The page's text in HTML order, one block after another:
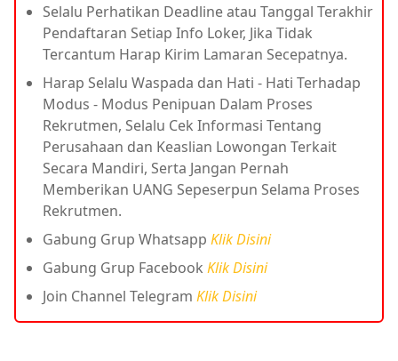
Selalu Perhatikan Deadline atau Tanggal Terakhir
Pendaftaran Setiap Info Loker, Jika Tidak
Tercantum Harap Kirim Lamaran Secepatnya.
Harap Selalu Waspada dan Hati - Hati Terhadap
Modus - Modus Penipuan Dalam Proses
Rekrutmen, Selalu Cek Informasi Tentang
Perusahaan dan Keaslian Lowongan Terkait
Secara Mandiri, Serta Jangan Pernah
Memberikan UANG Sepeserpun Selama Proses
Rekrutmen.
Gabung Grup Whatsapp Klik Disini
Gabung Grup Facebook Klik Disini
Join Channel Telegram Klik Disini